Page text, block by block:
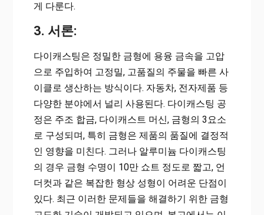
게 다룬다.
3. 서론:
다이캐스팅은 정밀한 금형에 용융 금속을 고압
으로 주입하여 고정밀, 고품질의 주물을 빠른 사
이클로 생산하는 방식이다. 자동차, 전자제품 등
다양한 분야에서 널리 사용된다. 다이캐스팅 공
정은 주조 합금, 다이캐스트 머신, 금형의 3요소
로 구성되며, 특히 금형은 제품의 품질에 결정적
인 영향을 미친다. 그러나 알루미늄 다이캐스팅
의 경우 금형 수명이 10만 쇼트 정도로 짧고, 언
더컷과 같은 복잡한 형상 성형이 어려운 단점이
있다. 최근 이러한 문제들을 해결하기 위한 금형